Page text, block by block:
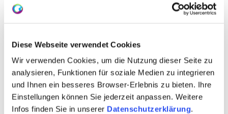
Diese Webseite verwendet Cookies
Wir verwenden Cookies, um die Nutzung dieser Seite zu
analysieren, Funktionen für soziale Medien zu integrieren
und Ihnen ein besseres Browser-Erlebnis zu bieten. Ihre
Einstellungen können Sie jederzeit anpassen. Weitere
Infos finden Sie in unserer Datenschutzerklärung.
possible | separate room 40